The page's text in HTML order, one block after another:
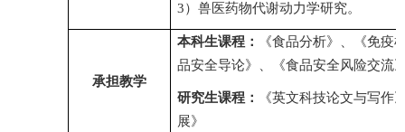
3）兽医药物代谢动力学研究。
承担教学
本科生课程：
《食品分析》、《免疫
品安全导论》、《食品安全风险交流
研究生课程：
《英文科技论文与写作
展》